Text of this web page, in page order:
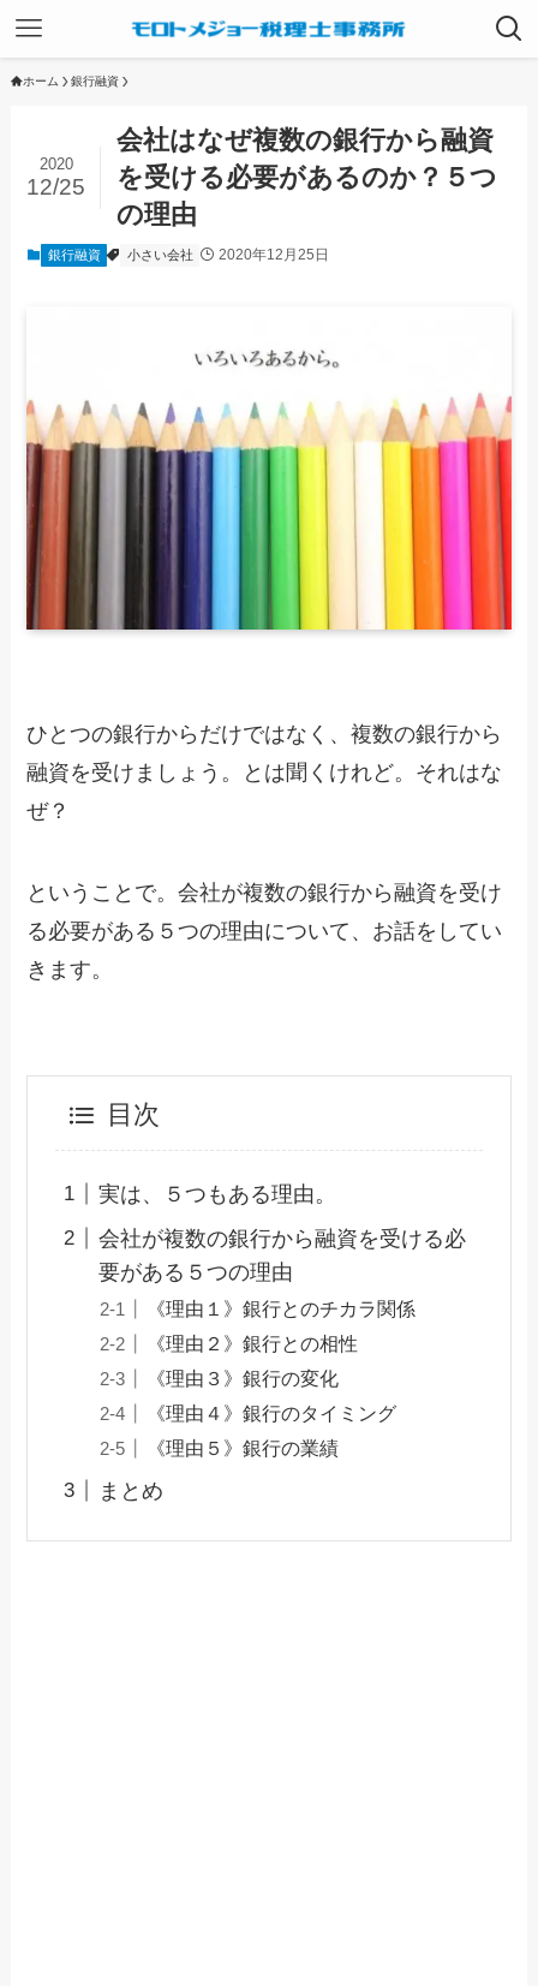
ホーム 銀行融資
会社はなぜ複数の銀行から融資
を受ける必要があるのか？５つ
の理由
2020
12/25
銀行融資 小さい会社 2020年12月25日
ひとつの銀行からだけではなく、複数の銀行から
融資を受けましょう。とは聞くけれど。それはな
ぜ？
ということで。会社が複数の銀行から融資を受け
る必要がある５つの理由について、お話をしてい
きます。
目次
実は、５つもある理由。
会社が複数の銀行から融資を受ける必
要がある５つの理由
《理由１》銀行とのチカラ関係
《理由２》銀行との相性
《理由３》銀行の変化
《理由４》銀行のタイミング
《理由５》銀行の業績
まとめ